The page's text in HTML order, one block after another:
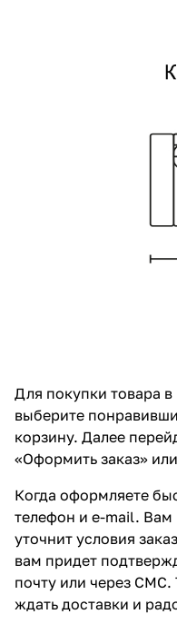
Для покупки товара
выберите
корзину. Далее
«Оформить заказ»
Когда оформляете
телефон и e-mail.
уточнит условия
вам придет
почту или через СМС.
ждать доставки и